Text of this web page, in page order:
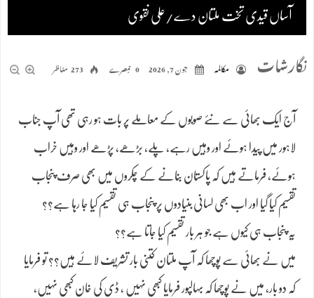
آساں قیدی تخت ملتان دے/علی نقوی
نگارشات مکالمہ جون 7, 2026 0 تبصرے 273 مناظر
آج ایک بھائی سے نئے صوبوں کے معاملے پر بات ہو رہی تھی آپ جناب
لاہور میں پیدا ہوئے اور وہیں رہے، پلے، بڑھے، پڑھے اور وہیں خراب
ہوئے، فرماتے ہیں کہ پاکستان بنانے کے چکروں میں بھی صرف پنجاب
تقسیم کیا گیا اور اب بھی لسانی بنیادوں پر پنجاب ہی تقسیم کیا جا رہا ہے؟؟
یہ پنجاب ہی کیوں ہے جو ہر بار تقسیم کیا جاتا ہے؟؟
میں نے بھائی سے پوچھا کہ آپ ملتان کتنی بار تشریف لائے ہیں؟؟ تو فرمایا
کہ دو بار، میں نے پوچھا کہ بہالپور فرمایا کبھی نہیں ، ڈی کی خان کبھی نہیں،